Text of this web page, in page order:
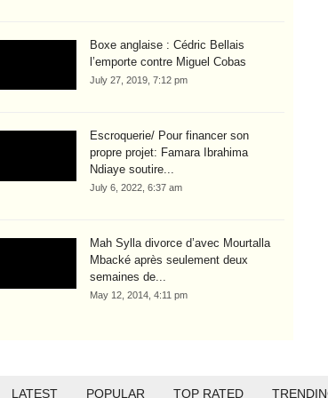
Boxe anglaise : Cédric Bellais
l’emporte contre Miguel Cobas
July 27, 2019, 7:12 pm
Escroquerie/ Pour financer son
propre projet: Famara Ibrahima
Ndiaye soutire...
July 6, 2022, 6:37 am
Mah Sylla divorce d’avec Mourtalla
Mbacké après seulement deux
semaines de...
May 12, 2014, 4:11 pm
LATEST POPULAR TOP RATED